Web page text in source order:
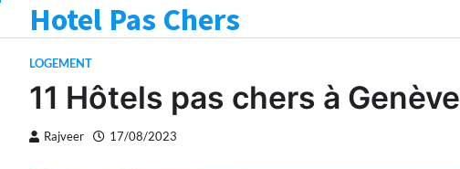
Hotel Pas Chers
LOGEMENT
11 Hôtels pas chers à Genève
Rajveer 17/08/2023